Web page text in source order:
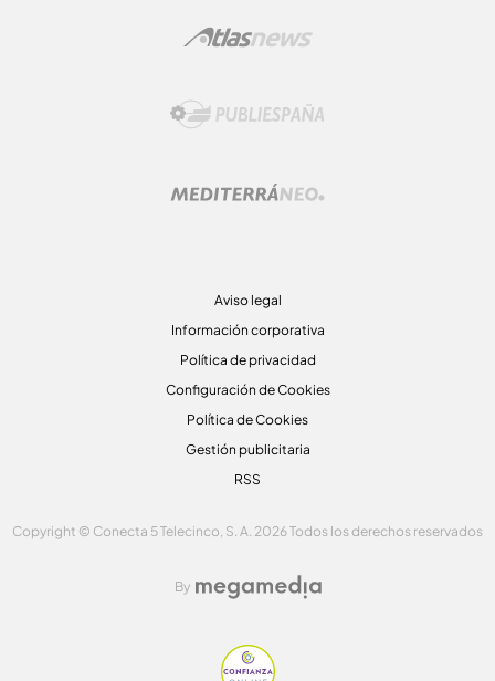
Aviso legal
Información corporativa
Política de privacidad
Configuración de Cookies
Política de Cookies
Gestión publicitaria
RSS
Copyright © Conecta 5 Telecinco, S. A. 2026 Todos los derechos reservados
By